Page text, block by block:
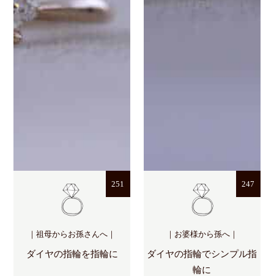
251
｜祖母からお孫さんへ｜
ダイヤの指輪を指輪に
247
｜お婆様から孫へ｜
ダイヤの指輪でシンプル指
輪に